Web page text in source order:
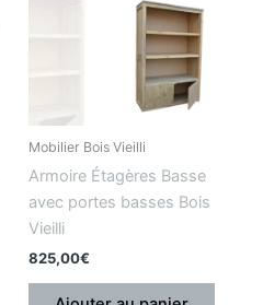
Mobilier Bois Vieilli
Armoire Étagères Basse
avec portes basses Bois
Vieilli
825,00€